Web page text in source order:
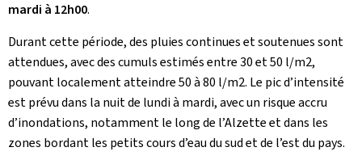
mardi à 12h00.
Durant cette période, des pluies continues et soutenues sont
attendues, avec des cumuls estimés entre 30 et 50 l/m2,
pouvant localement atteindre 50 à 80 l/m2. Le pic d’intensité
est prévu dans la nuit de lundi à mardi, avec un risque accru
d’inondations, notamment le long de l’Alzette et dans les
zones bordant les petits cours d’eau du sud et de l’est du pays.